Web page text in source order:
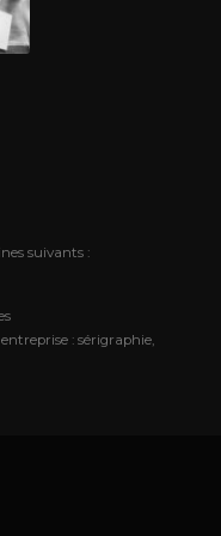
suivants :
: sérigraphie,